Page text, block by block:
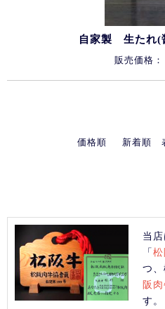
自家製 生たれ
販売価格：
価格順 新着順
当
「
つ
阪
す。